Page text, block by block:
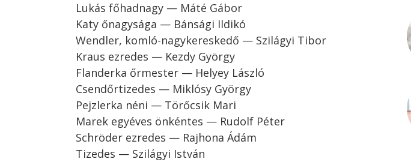
Lukás főhadnagy — Máté Gábor
Katy őnagysága — Bánsági Ildikó
Wendler, komló-nagykereskedő — Szilágyi Tibor
Kraus ezredes — Kezdy György
Flanderka őrmester — Helyey László
Csendőrtizedes — Miklósy György
Pejzlerka néni — Törőcsik Mari
Marek egyéves önkéntes — Rudolf Péter
Schröder ezredes — Rajhona Ádám
Tizedes — Szilágyi István